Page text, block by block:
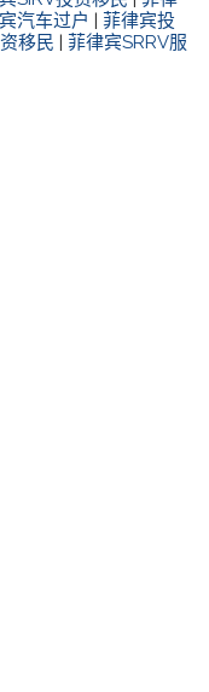
汽车过户
菲律宾投
移民
菲律宾SRRV服